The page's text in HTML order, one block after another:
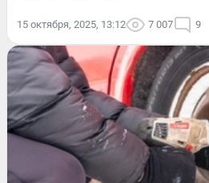
15 октября, 2025, 13:12 7 007 9